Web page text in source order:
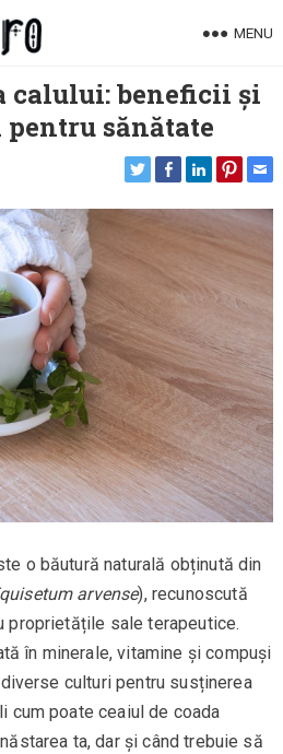
MENU
calului: beneficii și
sănătate
o băutură naturală obținută din
arvense), recunoscută
proprietățile sale terapeutice.
în minerale, vitamine și compuși
culturi pentru susținerea
cum poate ceaiul de coada
ta, dar și când trebuie să